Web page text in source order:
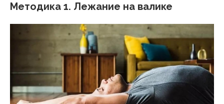
Методика 1. Лежание на валике